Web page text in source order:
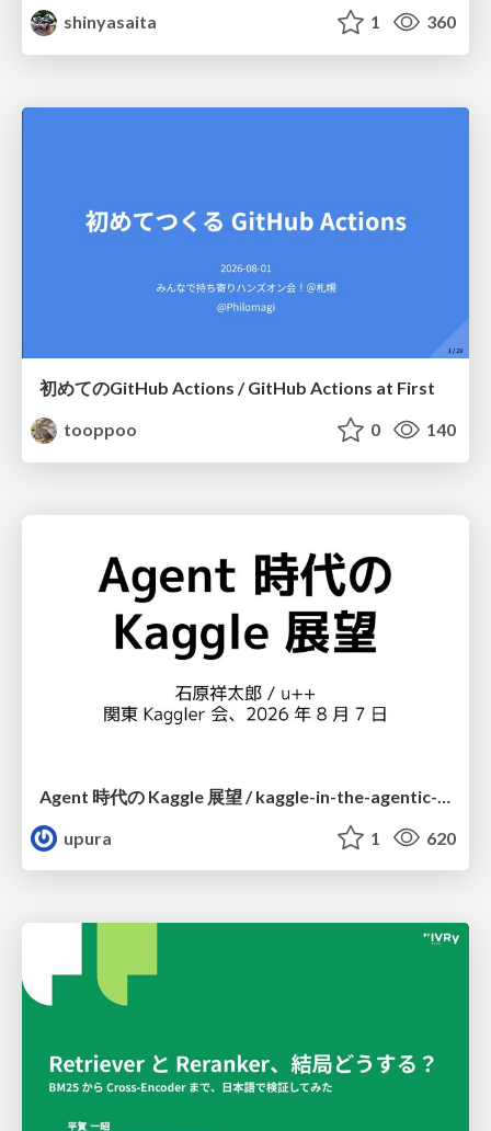
shinyasaita 1 360
初めてのGitHub Actions / GitHub Actions at First
tooppoo
0 140
upura
1 620